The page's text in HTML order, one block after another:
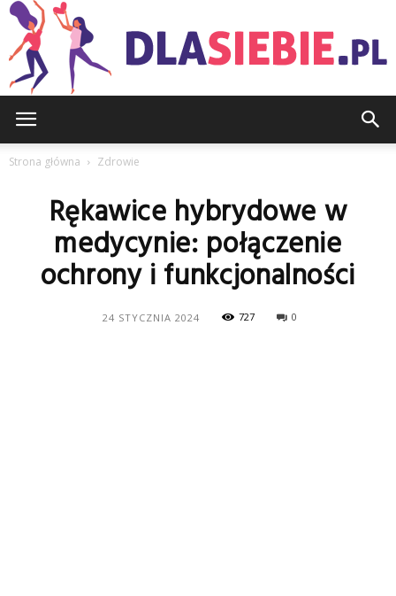
Strona główna Zdrowie
Rękawice hybrydowe w
medycynie: połączenie
ochrony i funkcjonalności
24 STYCZNIA 2024 727 0